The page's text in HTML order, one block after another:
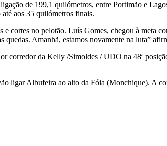
de 199,1 quilómetros, entre Portimão e
aos 35 quilómetros finais.
cortes no pelotão. Luís Gomes, chegou à meta
quedas. Amanhã, estamos novamente na luta”
da Kelly /Simoldes / UDO na 48ª
ligar Albufeira ao alto da Fóia (Monchique). A